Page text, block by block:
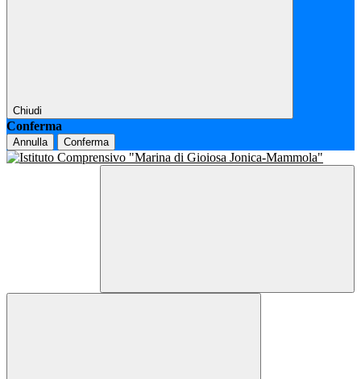
Chiudi
Conferma
Annulla Conferma